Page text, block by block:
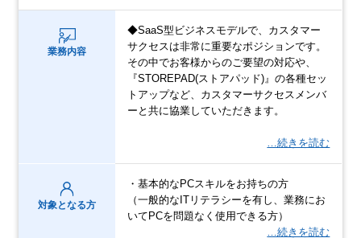
業務内容
◆SaaS型ビジネスモデルで、カスタマー
サクセスは非常に重要なポジションです。
その中でお客様からのご要望の対応や、
『STOREPAD(ストアパッド)』の各種セッ
トアップなど、カスタマーサクセスメンバ
ーと共に協業していただきます。
…続きを読む
対象となる方
・基本的なPCスキルをお持ちの方
（一般的なITリテラシーを有し、業務にお
いてPCを問題なく使用できる方）
…続きを読む